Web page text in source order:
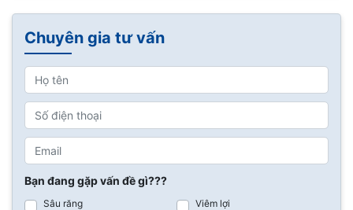
Chuyên gia tư vấn
Bạn đang gặp vấn đề gì???
Sâu răng
Viêm lợi